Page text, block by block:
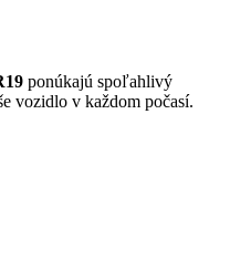
ponúkajú spoľahlivý
vozidlo v každom počasí.